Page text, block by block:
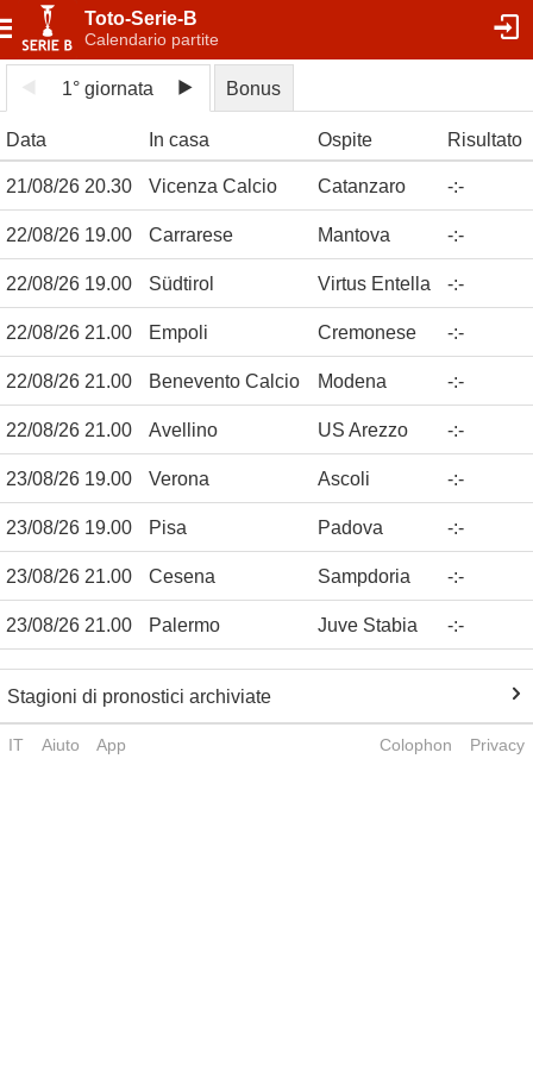
Toto-Serie-B
Calendario partite
1° giornata Bonus
Data In casa Ospite Risultato
21/08/26 20.30 Vicenza Calcio Catanzaro -:-
22/08/26 19.00 Carrarese Mantova -:-
22/08/26 19.00 Südtirol Virtus Entella -:-
22/08/26 21.00 Empoli Cremonese -:-
22/08/26 21.00 Benevento Calcio Modena -:-
22/08/26 21.00 Avellino US Arezzo -:-
23/08/26 19.00 Verona Ascoli -:-
23/08/26 19.00 Pisa Padova -:-
23/08/26 21.00 Cesena Sampdoria -:-
23/08/26 21.00 Palermo Juve Stabia -:-
Stagioni di pronostici archiviate
IT Aiuto App Colophon Privacy